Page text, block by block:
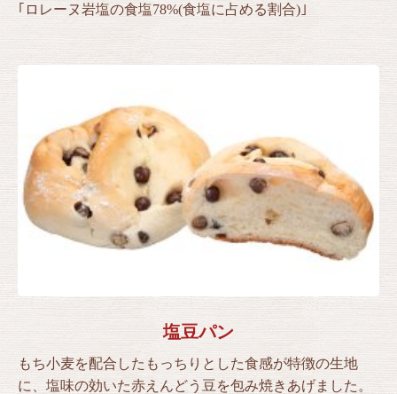
｢ロレーヌ岩塩の食塩78%(食塩に占める割合)｣
塩豆パン
もち小麦を配合したもっちりとした食感が特徴の生地
に、塩味の効いた赤えんどう豆を包み焼きあげました。